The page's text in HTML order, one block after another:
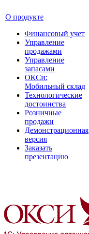
О продукте
Финансовый учет
Управление
продажами
Управление
запасами
ОКСи:
Мобильный склад
Технологические
достоинства
Розничные
продажи
Демонстрационная
версия
Заказать
презентацию